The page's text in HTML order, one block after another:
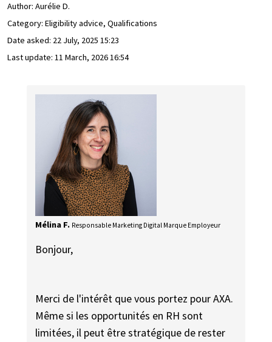
Author: Aurélie D.
Category: Eligibility advice, Qualifications
Date asked: 22 July, 2025 15:23
Last update: 11 March, 2026 16:54
Mélina F. Responsable Marketing Digital Marque Employeur
Bonjour,
Merci de l'intérêt que vous portez pour AXA.
Même si les opportunités en RH sont
limitées, il peut être stratégique de rester